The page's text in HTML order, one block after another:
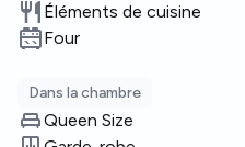
Éléments de cuisine
Four
Dans la chambre
Queen Size